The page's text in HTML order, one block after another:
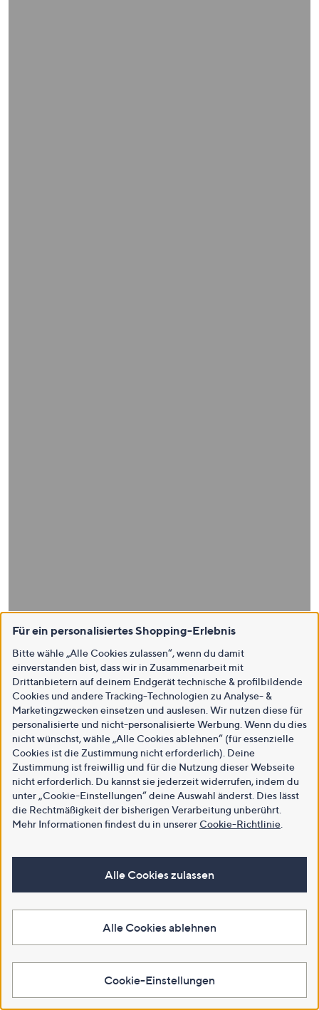
Für ein personalisiertes Shopping-Erlebnis
Bitte wähle „Alle Cookies zulassen“, wenn du damit
einverstanden bist, dass wir in Zusammenarbeit mit
Drittanbietern auf deinem Endgerät technische & profilbildende
Cookies und andere Tracking-Technologien zu Analyse- &
Marketingzwecken einsetzen und auslesen. Wir nutzen diese für
personalisierte und nicht-personalisierte Werbung. Wenn du dies
nicht wünschst, wähle „Alle Cookies ablehnen“ (für essenzielle
Cookies ist die Zustimmung nicht erforderlich). Deine
Zustimmung ist freiwillig und für die Nutzung dieser Webseite
nicht erforderlich. Du kannst sie jederzeit widerrufen, indem du
unter „Cookie-Einstellungen“ deine Auswahl änderst. Dies lässt
die Rechtmäßigkeit der bisherigen Verarbeitung unberührt.
Mehr Informationen findest du in unsererCookie-Richtlinie
Alle Cookies zulassen
Alle Cookies ablehnen
Cookie-Einstellungen